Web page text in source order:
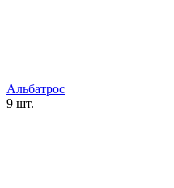
Альбатрос
9 шт.